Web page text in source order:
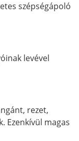
szépségápoló
levével
rezet,
Ezenkívül magas